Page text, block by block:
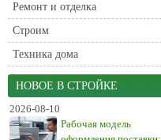
Ремонт и отделка
Строим
Техника дома
НОВОЕ В СТРОЙКЕ
2026-08-10
Рабочая модель